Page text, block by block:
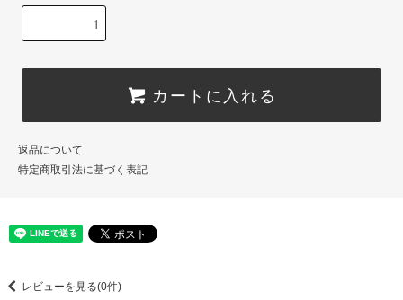
カートに入れる
返品について
特定商取引法に基づく表記
レビューを見る(0件)